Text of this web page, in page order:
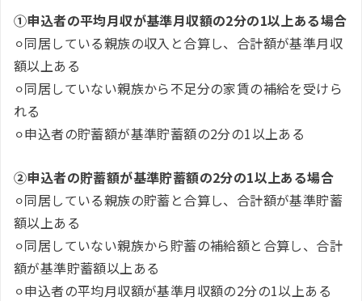
①申込者の平均月収が基準月収額の2分の1以上ある場合
⚪︎同居している親族の収入と合算し、合計額が基準月収
額以上ある
⚪︎同居していない親族から不足分の家賃の補給を受けら
れる
⚪︎申込者の貯蓄額が基準貯蓄額の2分の1以上ある
②申込者の貯蓄額が基準貯蓄額の2分の1以上ある場合
⚪︎同居している親族の貯蓄と合算し、合計額が基準貯蓄
額以上ある
⚪︎同居していない親族から貯蓄の補給額と合算し、合計
額が基準貯蓄額以上ある
⚪︎申込者の平均月収額が基準月収額の2分の1以上ある